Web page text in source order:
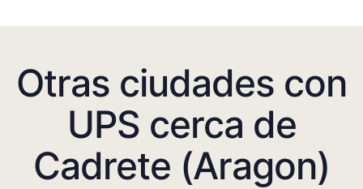
Otras ciudades con
UPS cerca de
Cadrete (Aragon)